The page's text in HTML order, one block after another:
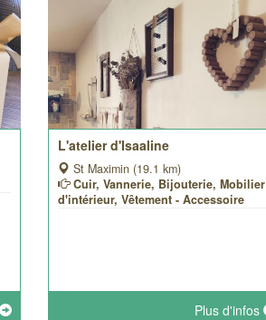
L'atelier d'Isaaline
St Maximin (19.1 km)
Cuir, Vannerie, Bijouterie, Mobilier
d'intérieur, Vêtement - Accessoire
Plus d'infos